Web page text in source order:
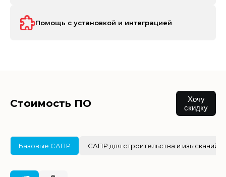
Помощь с установкой и интеграцией
Стоимость ПО
Хочу
скидку
Базовые САПР САПР для строительства и изысканий